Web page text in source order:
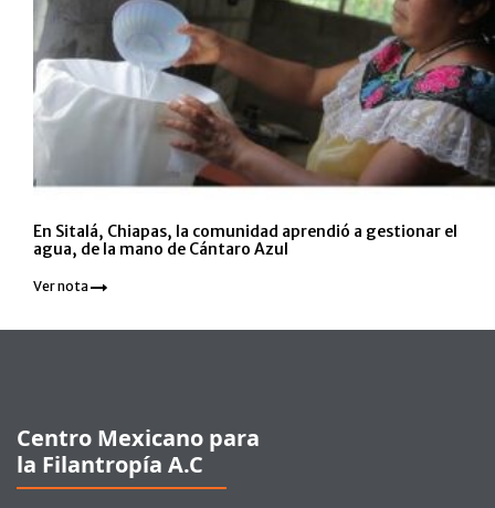
En Sitalá, Chiapas, la comunidad aprendió a gestionar el
agua, de la mano de Cántaro Azul
Ver nota
Centro Mexicano para
la Filantropía A.C